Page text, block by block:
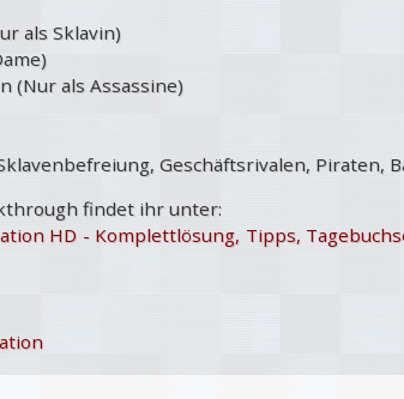
als Sklavin)
(Nur als Assassine)
Geschäftsrivalen, Piraten,
findet ihr unter:
HD - Komplettlösung, Tipps,